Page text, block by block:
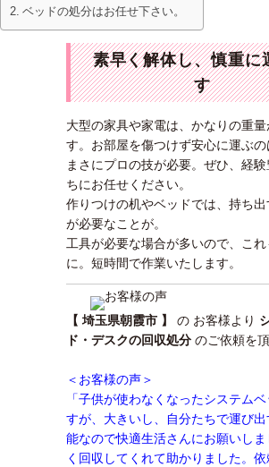
ベッドの処分はお任せ下さい。
素早く解体し、慎重に
す
大型の家具や家電は、かなりの重量
す。お部屋を傷つけず安心に運ぶの
まさにプロの技が必要。ぜひ、経
ちにお任せください。
作りつけの机やベッドでは、持ち
が必要なことが。
工具が必要な場合が多いので、これ
に。短時間で作業いたします。
【 埼玉県朝霞市 】 の お客様より
ド・デスクの回収処分 のご依頼を
＜お客様の声＞
「子供が使わなくなったシステム
すが、大きいし、自分たちで運び
能なので快適生活さんにお願いし
く回収してくれて助かりました。